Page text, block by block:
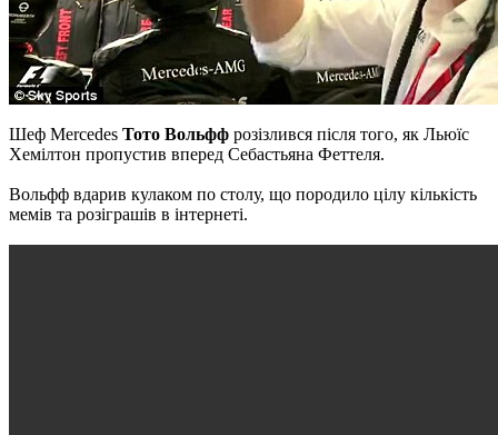
Шеф Mercedes Тото Вольфф розізлився після того, як Льюїс
Хемілтон пропустив вперед Себастьяна Феттеля.
Вольфф вдарив кулаком по столу, що породило цілу кількість
мемів та розіграшів в інтернеті.